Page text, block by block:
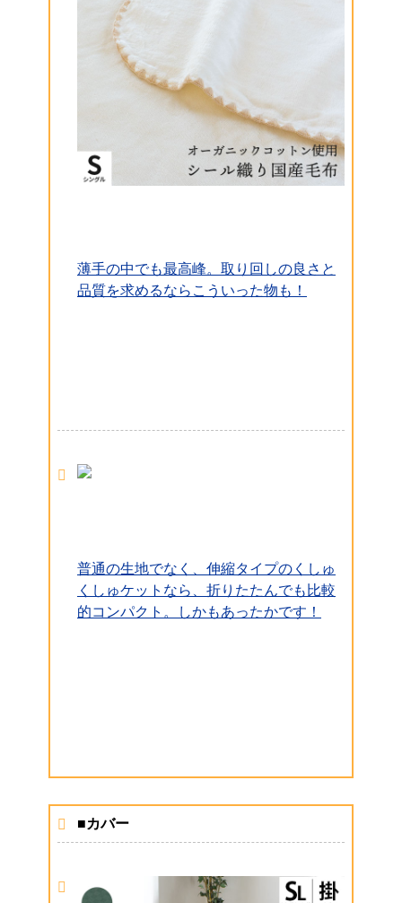
薄手の中でも最高峰。取り回しの良さと
品質を求めるならこういった物も！
普通の生地でなく、伸縮タイプのくしゅ
くしゅケットなら、折りたたんでも比較
的コンパクト。しかもあったかです！
■カバー